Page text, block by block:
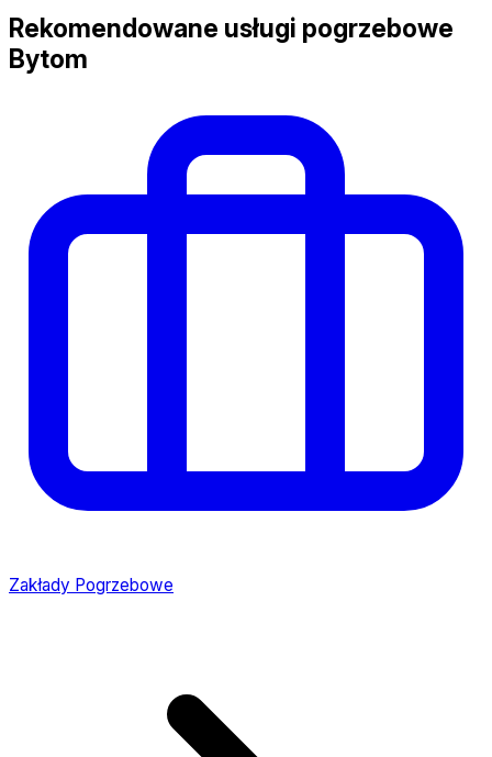
Rekomendowane usługi pogrzebowe
Bytom
Zakłady Pogrzebowe